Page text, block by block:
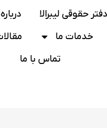
دفتر حقوقی لیبرالا
خدمات ما
تماس با ما